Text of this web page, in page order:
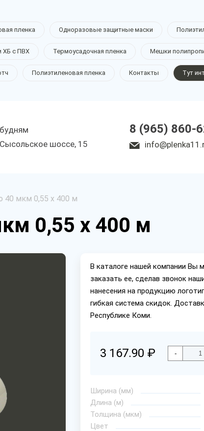
пленка Одноразовые защитные маски
ХБ с ПВХ Термоусадочная пленка Мешки
Полиэтиленовая пленка Контакты Тут
шоссе, 15
8 (965) 860-
40 мкм 0,55 х 400 м
0,55 х 400 м
В каталоге нашей компании Вы
заказать ее, сделав звонок
нанесения на продукцию
гибкая система скидок.
Республике Коми.
3 167.90 ₽ -
Ширина (мм)
Длина (м)
Толщина (мкм)
Цвет